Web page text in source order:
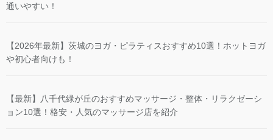
通いやすい！
【2026年最新】茨城のヨガ・ピラティスおすすめ10選！ホットヨガ
や初心者向けも！
【最新】八千代緑が丘のおすすめマッサージ・整体・リラクゼーシ
ョン10選！格安・人気のマッサージ店を紹介